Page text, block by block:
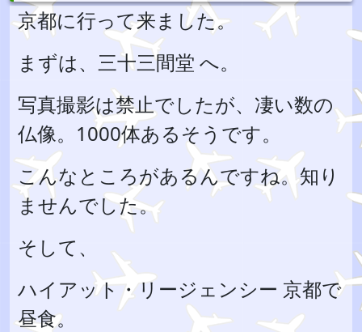
京都に行って来ました。
まずは、三十三間堂 へ。
写真撮影は禁止でしたが、凄い数の
仏像。1000体あるそうです。
こんなところがあるんですね。知り
ませんでした。
そして、
ハイアット・リージェンシー 京都で
昼食。